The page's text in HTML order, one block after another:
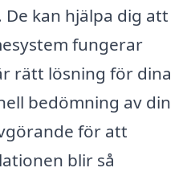
kan hjälpa dig att
fungerar
rätt lösning för dina
bedömning av din
för att
blir så